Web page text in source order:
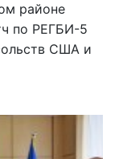
районе
по РЕГБИ-5
США и